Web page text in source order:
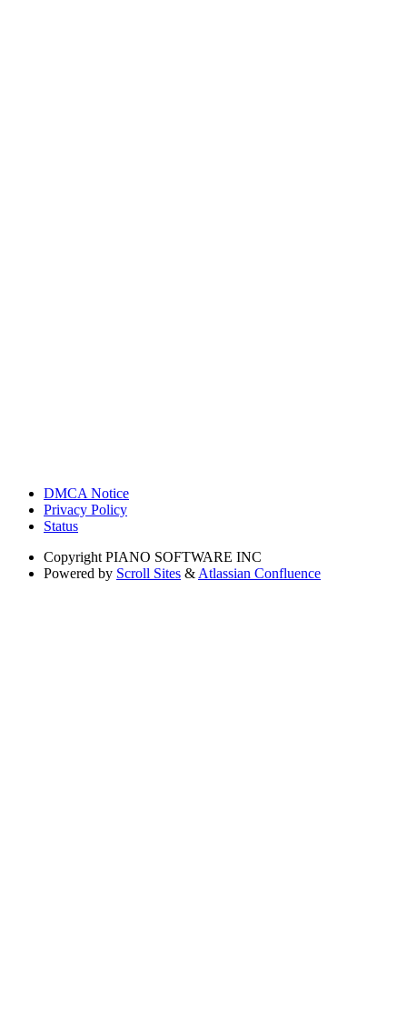
DMCA Notice
Privacy Policy
Status
Copyright PIANO SOFTWARE INC
Powered by Scroll Sites & Atlassian Confluence